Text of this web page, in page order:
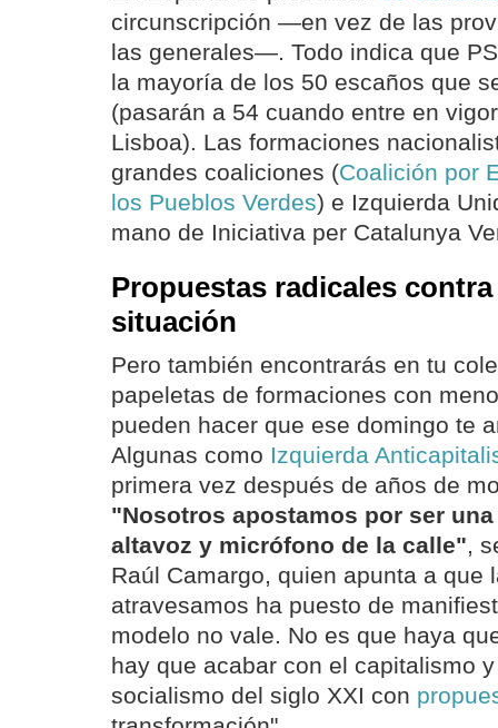
circunscripción —en vez de las
las generales—. Todo indica que
la mayoría de los 50 escaños que
(pasarán a 54 cuando entre en
Lisboa). Las formaciones
grandes coaliciones (Coalición por
los Pueblos Verdes) e Izquierda
mano de Iniciativa per Catalunya
Propuestas radicales
situación
Pero también encontrarás en tu
papeletas de formaciones con
pueden hacer que ese domingo te
Algunas como Izquierda
primera vez después de años de
"Nosotros apostamos por ser
altavoz y micrófono de la calle",
Raúl Camargo, quien apunta a que
atravesamos ha puesto de
modelo no vale. No es que haya
hay que acabar con el capitalismo
socialismo del siglo XXI con